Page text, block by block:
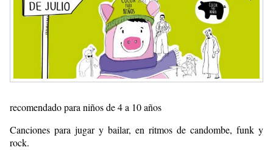
recomendado para niños de 4 a 10 años
Canciones para jugar y bailar, en ritmos de candombe, funk y
rock.